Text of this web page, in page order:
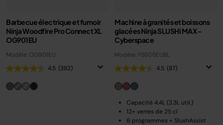
Barbecue électrique et fumoir
Ninja Woodfire Pro Connect XL
OG901EU
Modèle: OG901EU
4.5 (382)
Machine à granités et boissons
glacées Ninja SLUSHi MAX -
Cyberspace
Modèle: FS605EUBL
4.5 (87)
Capacité 4.4L (3.3L util.)
12+ verres de 25 cl
6 programmes + SlushAssist